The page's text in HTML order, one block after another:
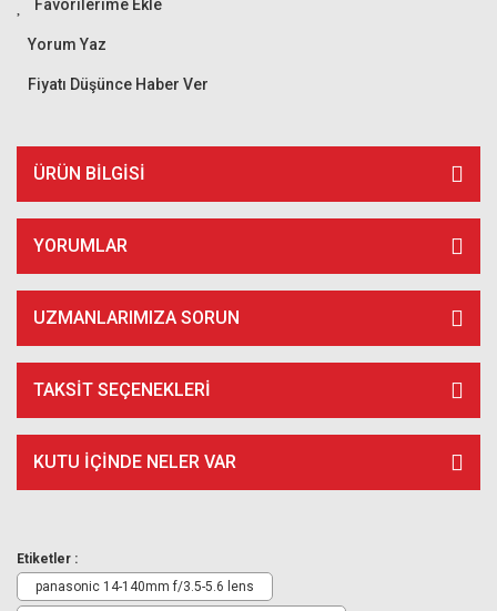
Yorum Yaz
Fiyatı Düşünce Haber Ver
ÜRÜN BILGISI
YORUMLAR
UZMANLARIMIZA SORUN
TAKSIT SEÇENEKLERI
KUTU İÇİNDE NELER VAR
Etiketler :
panasonic 14-140mm f/3.5-5.6 lens